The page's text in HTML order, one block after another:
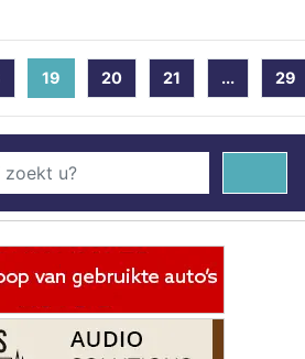
19 (current)
20 21 ... 29